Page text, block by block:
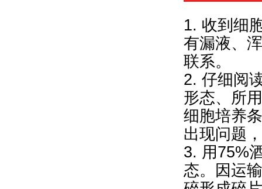
1. 收到细
有漏液、
联系。
2. 仔细阅
形态、所
细胞培养
出现问题
3. 用75%
态。因运